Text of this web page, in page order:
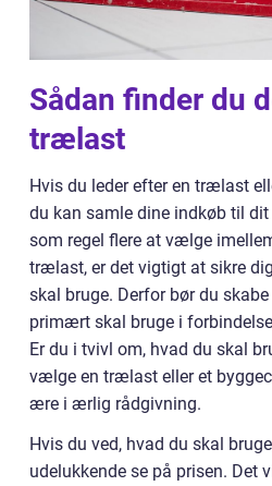
Sådan finder du
trælast
Hvis du leder efter en trælast
du kan samle dine indkøb til dit
som regel flere at vælge
trælast, er det vigtigt at sikre
skal bruge. Derfor bør du
primært skal bruge i
Er du i tvivl om, hvad du skal
vælge en trælast eller et
ære i ærlig rådgivning.
Hvis du ved, hvad du skal
udelukkende se på prisen. Det